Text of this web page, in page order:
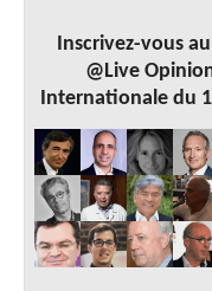
Inscrivez-vous
@Live
Internationale du